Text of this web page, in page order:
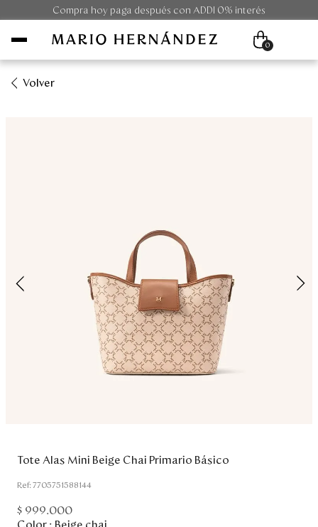
Compra hoy paga después con ADDI 0% interés
Outlet
Servicio al cliente
Nuestras Tiendas
0
Volver
Tote Alas Mini Beige Chai Primario Básico
:7705751588144
$ 999.000